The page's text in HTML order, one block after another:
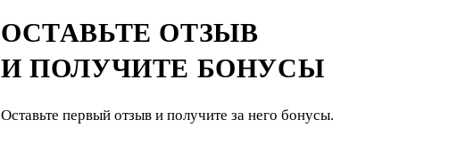
ОСТАВЬТЕ ОТЗЫВ
И ПОЛУЧИТЕ БОНУСЫ
Оставьте первый отзыв и получите за него бонусы.